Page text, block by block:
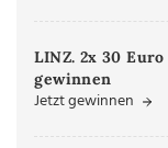
LINZ. 2x 30
gewinnen
Jetzt gewinnen